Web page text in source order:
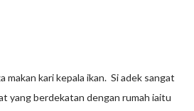
makan kari kepala ikan. Si adek sangat
yang berdekatan dengan rumah iaitu